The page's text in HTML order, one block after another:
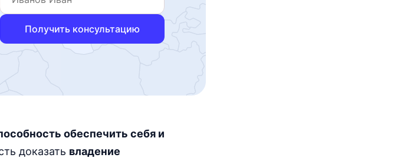
Получить консультацию
обеспечить себя и
доказать владение